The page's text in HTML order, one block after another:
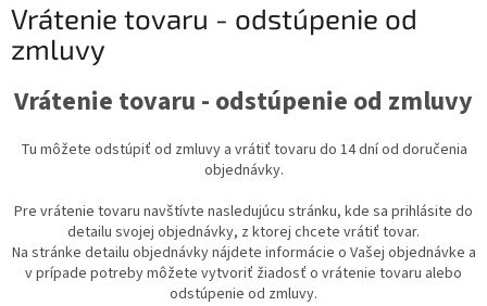
Vrátenie tovaru - odstúpenie od
zmluvy
Vrátenie tovaru - odstúpenie od zmluvy
Tu môžete odstúpiť od zmluvy a vrátiť tovaru do 14 dní od doručenia
objednávky.
Pre vrátenie tovaru navštívte nasledujúcu stránku, kde sa prihlásite do
detailu svojej objednávky, z ktorej chcete vrátiť tovar.
Na stránke detailu objednávky nájdete informácie o Vašej objednávke a
v prípade potreby môžete vytvoriť žiadosť o vrátenie tovaru alebo
odstúpenie od zmluvy.